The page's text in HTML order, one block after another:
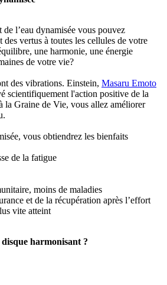
de l’eau dynamisée vous pouvez
des vertus à toutes les cellules de votre
une harmonie, une énergie
de votre vie?
des vibrations. Einstein, Masaru Emoto
scientifiquement l'action positive de la
la Graine de Vie, vous allez améliorer
vous obtiendrez les bienfaits
de la fatigue
moins de maladies
et de la récupération après l’effort
vite atteint
harmonisant ?